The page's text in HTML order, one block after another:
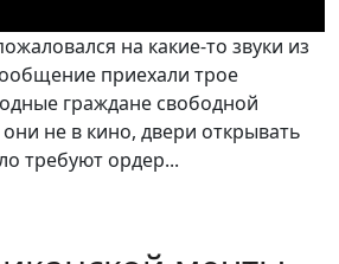
на какие-то звуки из
приехали трое
граждане свободной
не в кино, двери открывать
требуют ордер...